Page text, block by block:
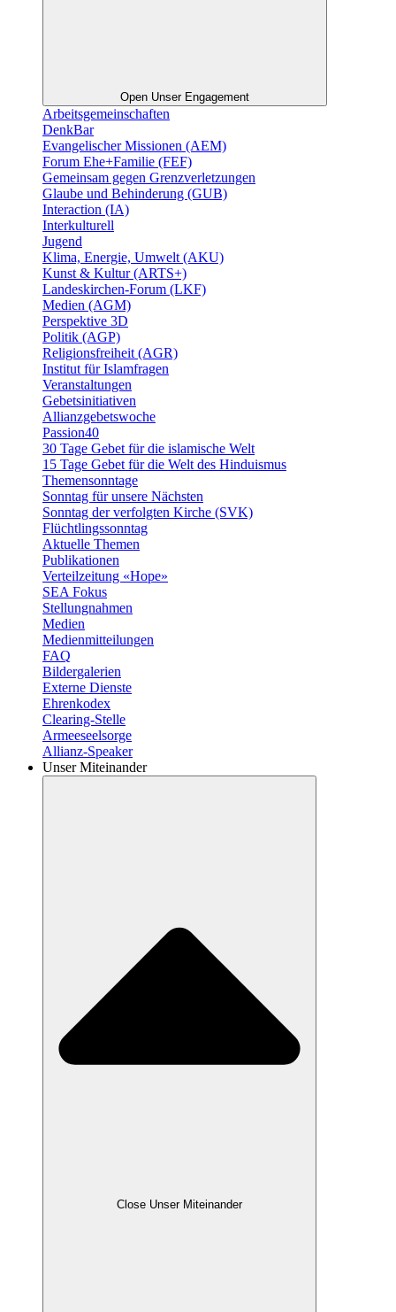
Open Unser Engagement
Arbeitsgemeinschaften
DenkBar
Evangelischer Missionen (AEM)
Forum Ehe+Familie (FEF)
Gemeinsam gegen Grenzverletzungen
Glaube und Behinderung (GUB)
Interaction (IA)
Interkulturell
Jugend
Klima, Energie, Umwelt (AKU)
Kunst & Kultur (ARTS+)
Landeskirchen-Forum (LKF)
Medien (AGM)
Perspektive 3D
Politik (AGP)
Religionsfreiheit (AGR)
Institut für Islamfragen
Veranstaltungen
Gebetsinitiativen
Allianzgebetswoche
Passion40
30 Tage Gebet für die islamische Welt
15 Tage Gebet für die Welt des Hinduismus
Themensonntage
Sonntag für unsere Nächsten
Sonntag der verfolgten Kirche (SVK)
Flüchtlingssonntag
Aktuelle Themen
Publikationen
Verteilzeitung «Hope»
SEA Fokus
Stellungnahmen
Medien
Medienmitteilungen
FAQ
Bildergalerien
Externe Dienste
Ehrenkodex
Clearing-Stelle
Armeeseelsorge
Allianz-Speaker
Unser Miteinander
Close Unser Miteinander